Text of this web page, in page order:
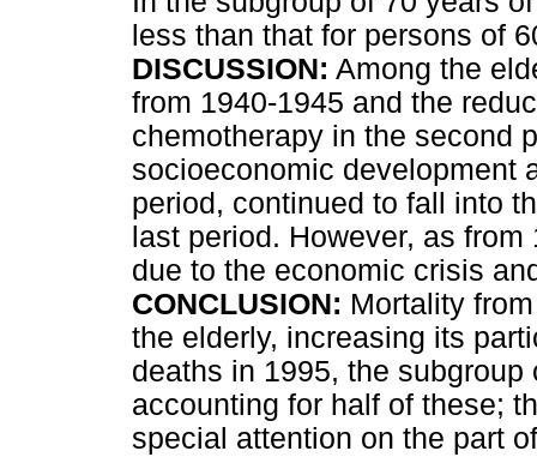
less than that for persons of
DISCUSSION: Among the
from 1940-1945 and the
chemotherapy in the second
socioeconomic development
period, continued to fall into
last period. However, as
due to the economic crisis
CONCLUSION: Mortality
the elderly, increasing its
deaths in 1995, the
accounting for half of these;
special attention on the part